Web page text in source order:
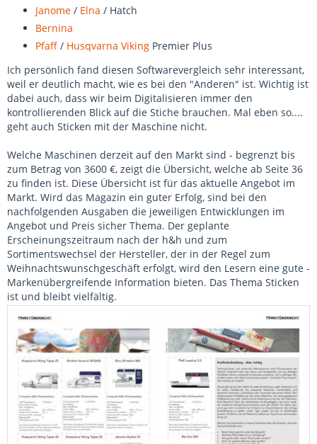
Janome / Elna / Hatch
Bernina
Pfaff / Husqvarna Viking Premier Plus
Ich persönlich fand diesen Softwarevergleich sehr interessant,
weil er deutlich macht, wie es bei den "Anderen" ist. Wichtig ist
dabei auch, dass wir beim Digitalisieren immer den
kontrollierenden Blick auf die Stiche brauchen. Mal eben so....
geht auch Sticken mit der Maschine nicht.
Welche Maschinen derzeit auf den Markt sind - begrenzt bis
zum Betrag von 3600 €, zeigt die Übersicht, welche ab Seite 36
zu finden ist. Diese Übersicht ist für das aktuelle Angebot im
Markt. Wird das Magazin ein guter Erfolg, sind bei den
nachfolgenden Ausgaben die jeweiligen Entwicklungen im
Angebot und Preis sicher Thema. Der geplante
Erscheinungszeitraum nach der h&h und zum
Sortimentswechsel der Hersteller, der in der Regel zum
Weihnachtswunschgeschäft erfolgt, wird den Lesern eine gute -
Markenübergreifende Information bieten. Das Thema Sticken
ist und bleibt vielfältig.